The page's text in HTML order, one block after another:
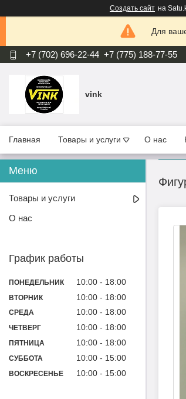
Создать сайт на
Для
+7 (702) 696-22-44 +7 (775) 188-77-55
vink
Главная Товары и услуги О нас
Товары и услуги
О нас
График работы
ПОНЕДЕЛЬНИК 10:00 18:00
ВТОРНИК 10:00 18:00
СРЕДА 10:00 18:00
ЧЕТВЕРГ 10:00 18:00
ПЯТНИЦА 10:00 18:00
СУББОТА 10:00 15:00
ВОСКРЕСЕНЬЕ 10:00 15:00